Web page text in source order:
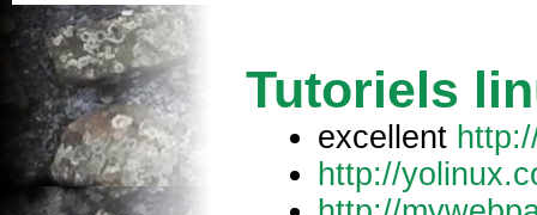
Tutoriels
excellent
http://